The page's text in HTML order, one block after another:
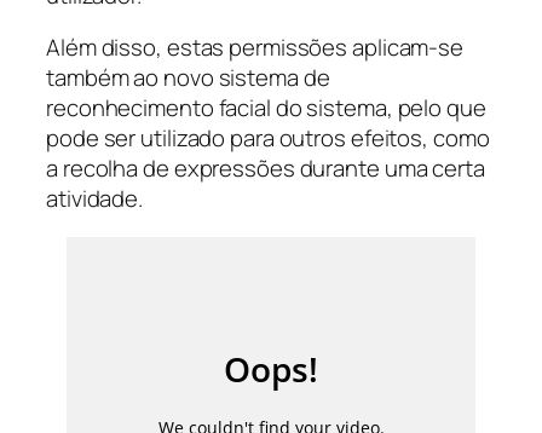
Além disso, estas permissões aplicam-se
também ao novo sistema de
reconhecimento facial do sistema, pelo que
pode ser utilizado para outros efeitos, como
a recolha de expressões durante uma certa
atividade.